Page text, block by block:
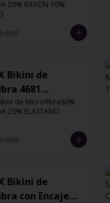
20% RAYON 10%
Bikini de
4681
de Microfibra80%
20% ELASTANO
Bikini de
con Encaje